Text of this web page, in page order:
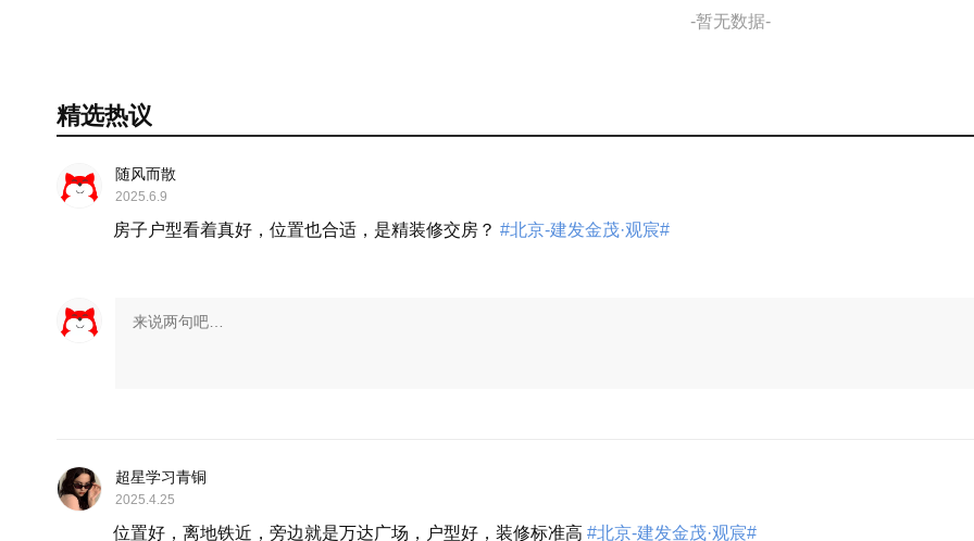
-暂无数据-
精选热议
随风而散
2025.6.9
房子户型看着真好，位置也合适，是精装修交房？ #北京-建发金茂·观宸#
超星学习青铜
2025.4.25
位置好，离地铁近，旁边就是万达广场，户型好，装修标准高 #北京-建发金茂·观宸#